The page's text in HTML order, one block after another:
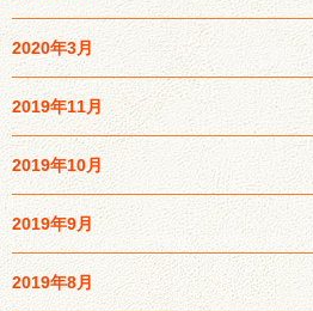
2020年3月
2019年11月
2019年10月
2019年9月
2019年8月